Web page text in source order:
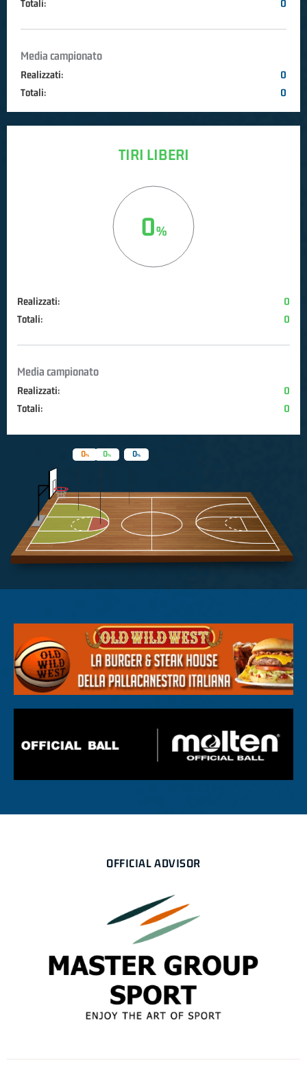
Totali: 0
Media campionato
Realizzati:
0
Totali:
0
TIRI LIBERI
0
Realizzati:
0
Totali:
0
Media campionato
Realizzati:
0
Totali:
0
0
0 0
OFFICIAL ADVISOR